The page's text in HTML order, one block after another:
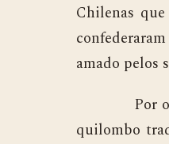
Chilenas
amado pelos
Por outro
quilombo